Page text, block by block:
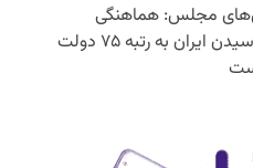
مجلس: هماهنگی
نهادی شرط رسیدن ایران به رتبه ۷۵ دولت